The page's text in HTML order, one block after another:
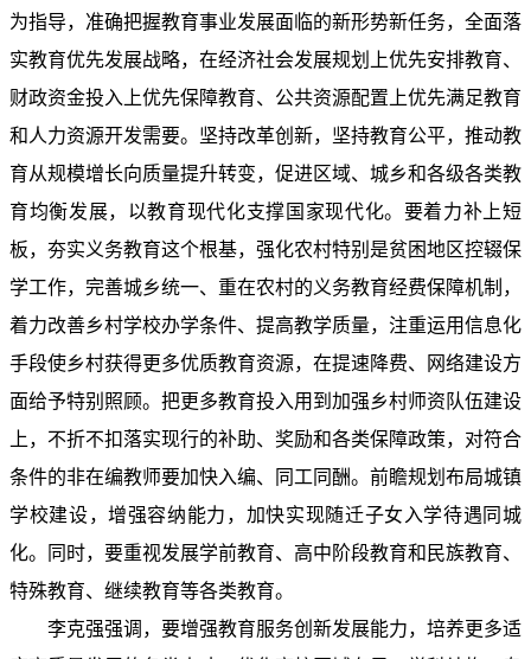
为指导，准确把握教育事业发展面临的新形势新任务，全面落
实教育优先发展战略，在经济社会发展规划上优先安排教育、
财政资金投入上优先保障教育、公共资源配置上优先满足教育
和人力资源开发需要。坚持改革创新，坚持教育公平，推动教
育从规模增长向质量提升转变，促进区域、城乡和各级各类教
育均衡发展，以教育现代化支撑国家现代化。要着力补上短
板，夯实义务教育这个根基，强化农村特别是贫困地区控辍保
学工作，完善城乡统一、重在农村的义务教育经费保障机制，
着力改善乡村学校办学条件、提高教学质量，注重运用信息化
手段使乡村获得更多优质教育资源，在提速降费、网络建设方
面给予特别照顾。把更多教育投入用到加强乡村师资队伍建设
上，不折不扣落实现行的补助、奖励和各类保障政策，对符合
条件的非在编教师要加快入编、同工同酬。前瞻规划布局城镇
学校建设，增强容纳能力，加快实现随迁子女入学待遇同城
化。同时，要重视发展学前教育、高中阶段教育和民族教育、
特殊教育、继续教育等各类教育。
李克强强调，要增强教育服务创新发展能力，培养更多适